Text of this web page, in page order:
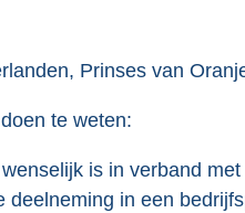
r
o
Prinses van
te weten:
is in verband
in een